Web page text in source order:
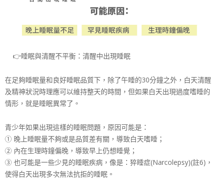
👉睡眠與清醒不平衡：清醒中出現睡眠
在足夠睡眠量和良好睡眠品質下，除了午睡的30分鐘之外 ，白天清醒
及精神狀況時理應可以維持整天的時間，但如果白天出現過度嗜睡的
情形，就是睡眠異常了。
青少年如果出現這樣的睡眠問題，原因可能是：
① 晚上睡眠量不夠或是品質差有關，導致白天嗜睡；
② 內在生理時鐘偏晚，導致早上仍想睡覺；
③ 也可能是一些少見的睡眠疾病，像是：猝睡症(Narcolepsy)(註6)，
使得白天出現多次無法抗拒的睡眠 。